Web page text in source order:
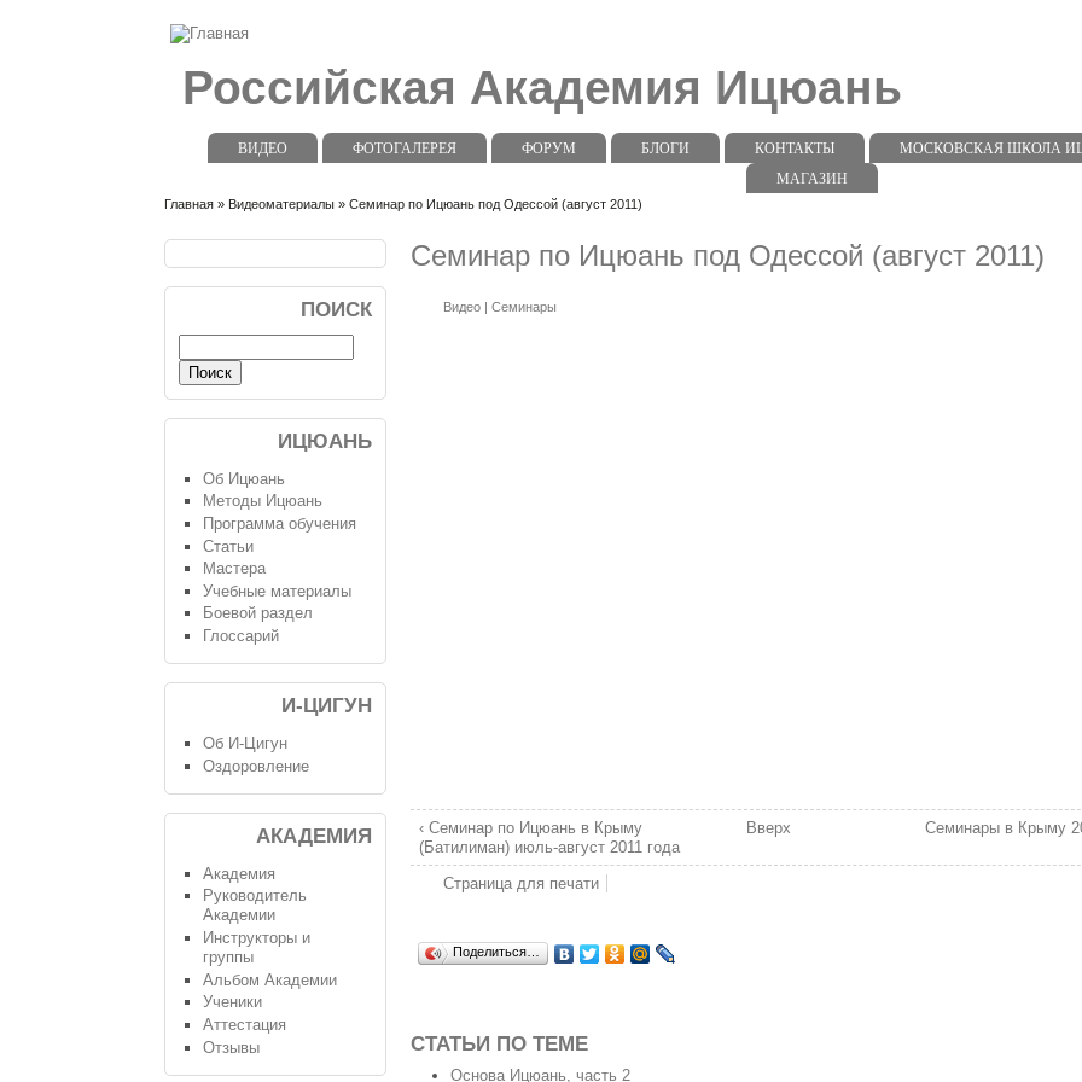
Российская Академия Ицюань
ВИДЕО ФОТОГАЛЕРЕЯ ФОРУМ БЛОГИ КОНТАКТЫ
МОСКОВСКАЯ ШКОЛА
МАГАЗИН
Главная » Видеоматериалы » Семинар по Ицюань под Одессой (август 2011)
Семинар по Ицюань под Одессой (август 2011)
Видео| Семинары
‹ Семинар по Ицюань в Крыму
(Батилиман) июль-август 2011 года
Вверх Семинары в Крыму
Страница для печати
Поделиться…
СТАТЬИ ПО ТЕМЕ
Основа Ицюань, часть 2
ПОИСК
ИЦЮАНЬ
Об Ицюань
Методы Ицюань
Программа обучения
Статьи
Мастера
Учебные материалы
Боевой раздел
Глоссарий
И-ЦИГУН
Об И-Цигун
Оздоровление
АКАДЕМИЯ
Академия
Руководитель
Академии
Инструкторы и
группы
Альбом Академии
Ученики
Аттестация
Отзывы